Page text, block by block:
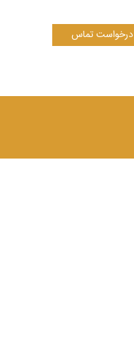
درخواست تماس